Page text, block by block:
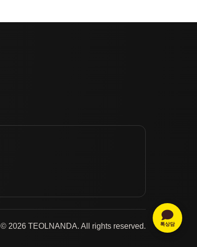
톡상담
© 2026 TEOLNANDA. All rights reserved.